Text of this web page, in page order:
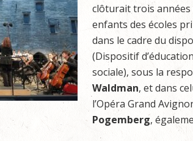
clôturait trois années
enfants des écoles
dans le cadre du
(Dispositif
sociale), sous la
Waldman, et dans
l’Opéra Grand
Pogemberg,